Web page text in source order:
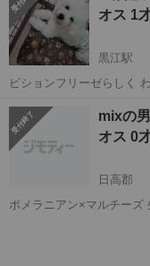
態は特に問題はござ...
オス 1
黒江駅
ビションフリーゼらしく わん
和歌山 黒江駅
mixの
オス 0
日高郡
ポメラニアン×マルチーズ